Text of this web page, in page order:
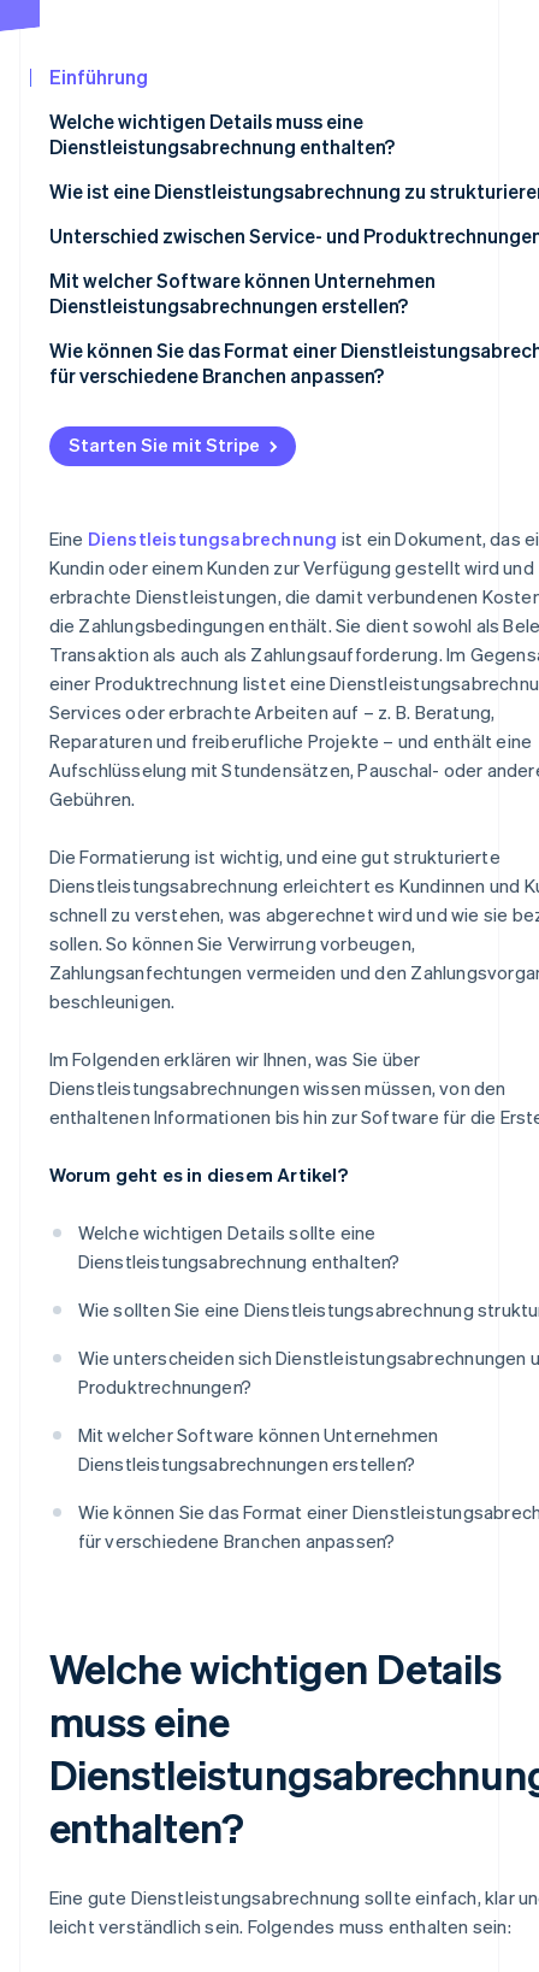
Start-up-Gründung
CO₂-Entnahme
Erfahren Sie, wie Stripe Lösungen für die
Jetzt ansehen
Einführung
Welche wichtigen Details muss eine
Dienstleistungsabrechnung enthalten?
Wie ist eine Dienstleistungsabrechnung zu
Unterschied zwischen Service- und
Was Sie abrechnen
Beschreibung
So berechnen Sie Kosten
Liefernachweis
Mit welcher Software können Unternehmen
Dienstleistungsabrechnungen erstellen?
Stripe Invoicing
FreshBooks
Xero
Warum Stripe herausragend ist
Wie können Sie das Format einer
für verschiedene Branchen anpassen?
Berater/innen
Gesundheits- und Wellnessdienstleistungen
Informationstechnologie (IT) und technische
Dienstleistungen
Eventplanung oder Catering
Starten Sie mit Stripe
Eine Dienstleistungsabrechnung ist ein Dokument, das
Kundin oder einem Kunden zur Verfügung gestellt wird und
erbrachte Dienstleistungen, die damit verbundenen
die Zahlungsbedingungen enthält. Sie dient sowohl als
Transaktion als auch als Zahlungsaufforderung. Im
einer Produktrechnung listet eine
Services oder erbrachte Arbeiten auf – z. B. Beratung,
Reparaturen und freiberufliche Projekte – und enthält eine
Aufschlüsselung mit Stundensätzen, Pauschal- oder
Gebühren.
Die Formatierung ist wichtig, und eine gut strukturierte
Dienstleistungsabrechnung erleichtert es Kundinnen und
schnell zu verstehen, was abgerechnet wird und wie sie
sollen. So können Sie Verwirrung vorbeugen,
Zahlungsanfechtungen vermeiden und den
beschleunigen.
Im Folgenden erklären wir Ihnen, was Sie über
Dienstleistungsabrechnungen wissen müssen, von den
enthaltenen Informationen bis hin zur Software für die
Worum geht es in diesem Artikel?
Welche wichtigen Details sollte eine
Dienstleistungsabrechnung enthalten?
Wie sollten Sie eine Dienstleistungsabrechnung
Wie unterscheiden sich Dienstleistungsabrechnungen
Produktrechnungen?
Mit welcher Software können Unternehmen
Dienstleistungsabrechnungen erstellen?
Wie können Sie das Format einer
für verschiedene Branchen anpassen?
Welche wichtigen Details
muss eine
enthalten?
Eine gute Dienstleistungsabrechnung sollte einfach, klar
leicht verständlich sein. Folgendes muss enthalten sein: